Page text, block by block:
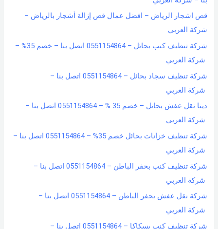
قص اشجار الرياض – افضل عمال قص إزالة أشجار بالرياض –
شركة العربي
شركة تنظيف كنب بحائل – 0551154864 اتصل بنا – خصم 35% –
شركة العربي
شركة تنظيف سجاد بحائل – 0551154864 اتصل بنا –
شركة العربي
دينا نقل عفش بحائل – خصم 35 % – 0551154864 اتصل بنا –
شركة العربي
شركة تنظيف خزانات بحائل خصم 35% – 0551154864 اتصل بنا –
شركة العربي
شركة تنظيف كنب بحفر الباطن – 0551154864 اتصل بنا –
شركة العربي
شركة نقل عفش بحفر الباطن – 0551154864 اتصل بنا –
شركة العربي
شركة تنظيف كنب بسكاكا – 0551154864 اتصل بنا –